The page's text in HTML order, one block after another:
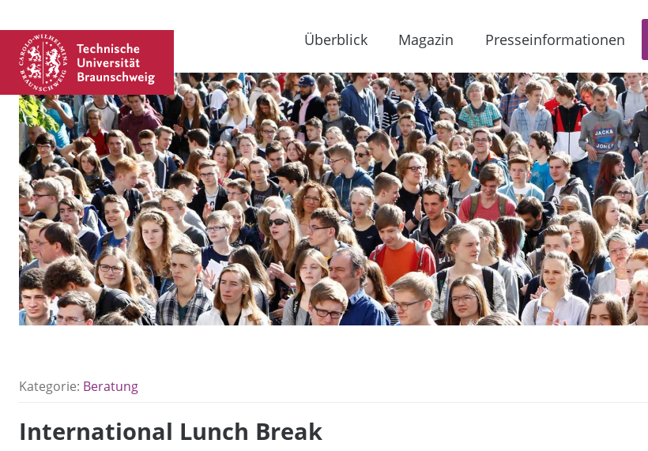
Überblick Magazin Presseinformationen
Kategorie: Beratung
International Lunch Break